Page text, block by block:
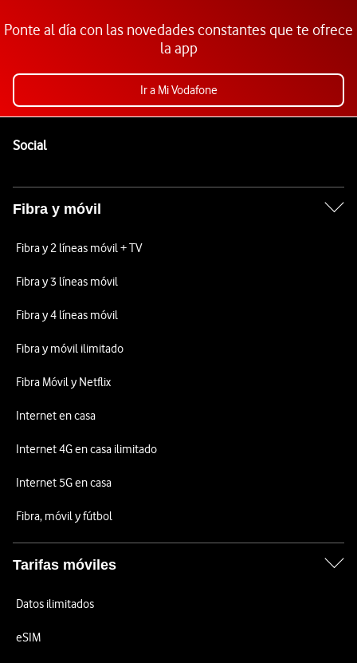
Ponte al día con las novedades constantes que te ofrece
la app
Ir a Mi Vodafone
SocialEnlaces a las redes sociales de Vodafone
Fibra y móvil
Fibra y 2 líneas móvil + TV
Fibra y 3 líneas móvil
Fibra y 4 líneas móvil
Fibra y móvil ilimitado
Fibra Móvil y Netflix
Internet en casa
Internet 4G en casa ilimitado
Internet 5G en casa
Fibra, móvil y fútbol
Tarifas móviles
Datos ilimitados
eSIM